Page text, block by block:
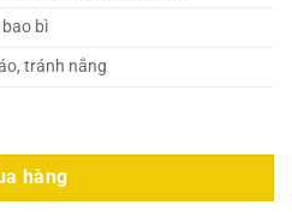
bì
tránh nắng
thùng) số lượng
hàng